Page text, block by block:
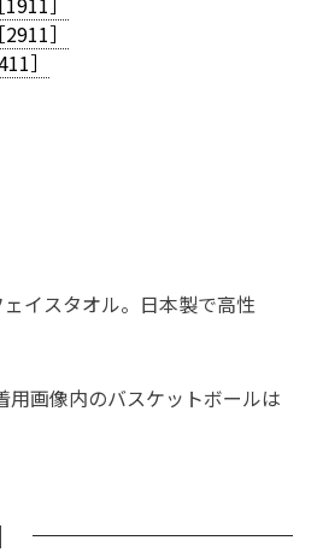
］
］
イスタオル。日本製で高性
画像内のバスケットボールは